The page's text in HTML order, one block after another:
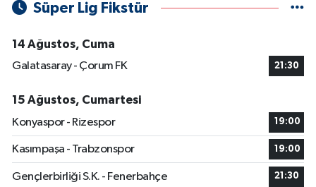
Süper Lig Fikstür
14 Ağustos, Cuma
Galatasaray - Çorum FK
21:30
15 Ağustos, Cumartesi
Konyaspor - Rizespor
19:00
Kasımpaşa - Trabzonspor 19:00
Gençlerbirliği S.K. - Fenerbahçe 21:30